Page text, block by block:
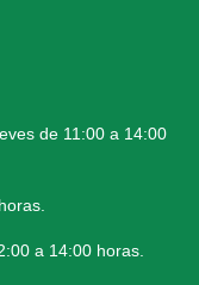
de 11:00 a 14:00
a 14:00 horas.